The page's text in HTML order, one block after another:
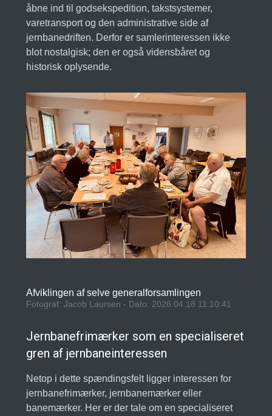
åbne ind til godsekspedition, takstsystemer,
varetransport og den administrative side af
jernbanedriften. Derfor er samlerinteressen ikke
blot nostalgisk; den er også vidensbåret og
historisk oplysende.
Afviklingen af selve generalforsamlingen
Fotograf: Jacob Laursen - Dato: 2026.04.18 11:10:41
Jernbanefrimærker som en specialiseret
gren af jernbaneinteressen
Netop i dette spændingsfelt ligger interessen for
jernbanefrimærker, jernbanemærker eller
banemærker. Her er der tale om en specialiseret